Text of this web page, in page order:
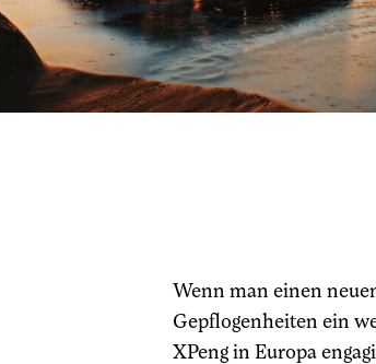
Wenn man einen
Gepflogenheiten ein
XPeng in Europa